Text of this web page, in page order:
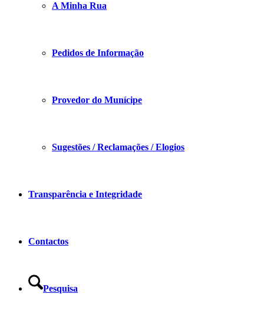
A Minha Rua
Pedidos de Informação
Provedor do Munícipe
Sugestões / Reclamações / Elogios
Transparência e Integridade
Contactos
Pesquisa